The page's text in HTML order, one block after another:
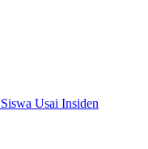
Usai Insiden